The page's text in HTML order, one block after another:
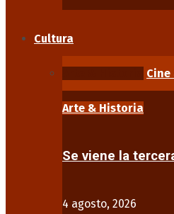
Cultura
Cine
Arte & Historia
Se viene la
4 agosto, 2026